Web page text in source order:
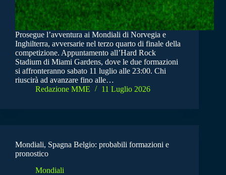
Prosegue l’avventura ai Mondiali di Norvegia e
Inghilterra, avversarie nel terzo quarto di finale della
competizione. Appuntamento all’Hard Rock
Stadium di Miami Gardens, dove le due formazioni
si affronteranno sabato 11 luglio alle 23:00. Chi
riuscirà ad avanzare fino alle…
Redazione MME
11 Luglio 2026
Mondiali, Spagna Belgio: probabili formazioni e
pronostico
Mondiali